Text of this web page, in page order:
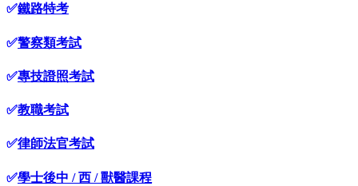
✅鐵路特考
✅警察類考試
✅專技證照考試
✅教職考試
✅律師法官考試
✅學士後中 / 西 / 獸醫課程